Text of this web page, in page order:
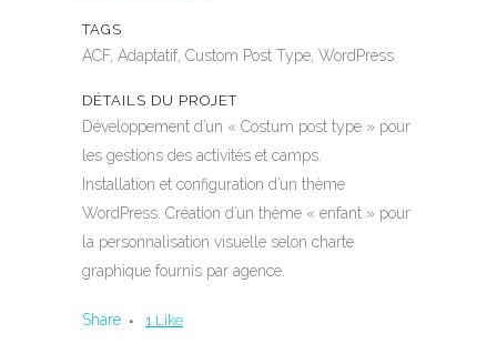
TAGS
ACF, Adaptatif, Custom Post Type, WordPress
DÉTAILS DU PROJET
Développement d’un « Costum post type » pour
les gestions des activités et camps.
Installation et configuration d’un thème
WordPress. Création d’un thème « enfant » pour
la personnalisation visuelle selon charte
graphique fournis par agence.
Share 1 Like